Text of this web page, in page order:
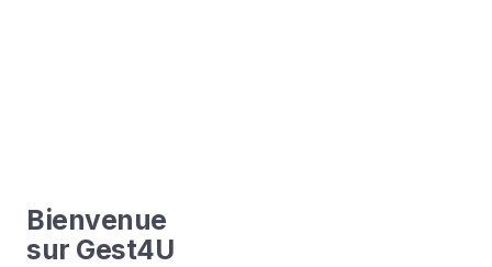
Bienvenue
sur Gest4U